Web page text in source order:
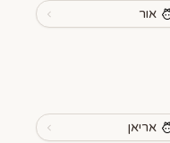
אור
אריאן